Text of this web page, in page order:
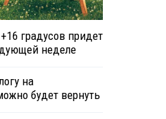
градусов придет
неделе
на
будет вернуть